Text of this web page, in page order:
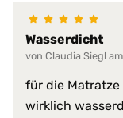
Wasserdicht
von Claudia Siegl
für die
wirklich